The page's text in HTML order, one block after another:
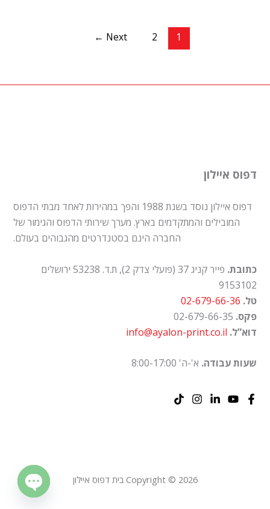
1
2
Next
←
דפוס איילון
דפוס איילון נוסד בשנת 1988 והפך במהירות לאחד מבתי הדפוס
המובילים והמתקדמים בארץ. מערך שירותי הדפוס והגימור של
החברה הינם בסטנדרטים מהגבוהים בעולם.
כתובת.
פייר קניג 37 (פועלי צדק 2), ת.ד. 53238 ירושלים
9153102
טל. 02-679-66-36
פקס.
דוא”ל. info@ayalon-print.co.il
שעות עבודה. א'-ה' 8:00-17:00
Copyright © 2026 בית דפוס איילון
Open